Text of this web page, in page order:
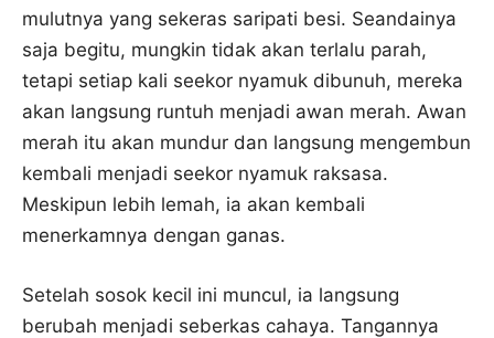
mulutnya yang sekeras saripati besi. Seandainya
saja begitu, mungkin tidak akan terlalu parah,
tetapi setiap kali seekor nyamuk dibunuh, mereka
akan langsung runtuh menjadi awan merah. Awan
merah itu akan mundur dan langsung mengembun
kembali menjadi seekor nyamuk raksasa.
Meskipun lebih lemah, ia akan kembali
menerkamnya dengan ganas.
Setelah sosok kecil ini muncul, ia langsung
berubah menjadi seberkas cahaya. Tangannya